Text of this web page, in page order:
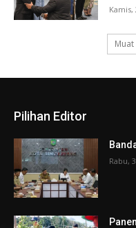
Kamis,
Pilihan Editor
Rabu,